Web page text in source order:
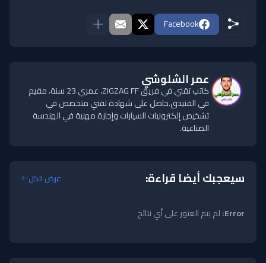
Facebook
عمر الشلوشي
كاتب تقني في فريق ZIGZAG FF، عمري 23 سنة، مقيم
في الفنيدق.حاصل على شهادة تقني متخصص في
تشخيص إلكترونيات السيارات وإجازة مهنية في الهندسة
الصناعية.
سيعجبك أيضا قراءة: عرض الكل
Error: لم يتم العثور على أي نتائج